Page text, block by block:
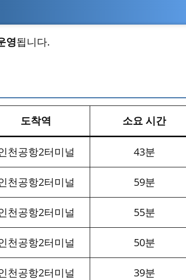
영됩니다.
도착역 소요 시간
천공항2터미널 43분
천공항2터미널 59분
천공항2터미널 55분
천공항2터미널 50분
천공항2터미널 39분